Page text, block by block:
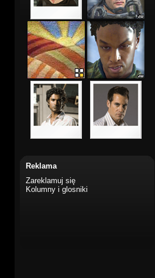
Reklama
Zareklamuj się
Kolumny i glosniki